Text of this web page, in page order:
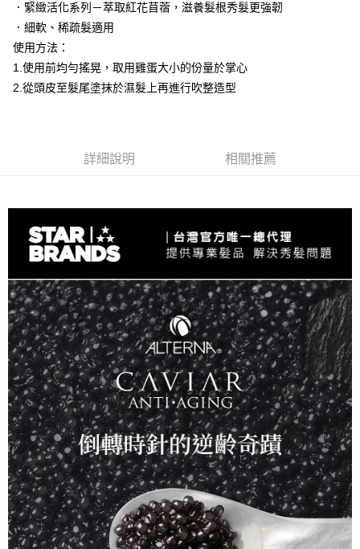
２．訂單成立數日內，您將收到繳費通知簡訊。
３．收到繳費通知簡訊後14天內，點擊此簡訊中的連結，可透過四大超商／
ATM／網路銀行／等多元方式進行付款，方視為交易完成。
※ 請注意：結帳手續完成當下不需立刻繳費，但若您需要取消訂單，請聯絡
購買商品的店家。未經商家同意取消之訂單仍視為有效，需透過AFTEE先享
後付繳納相關費用。
https://aftee.tw/terms/#terms3
３．未成年的使用者請事先徵得法定代理人或監護人之同意方可使用
「AFTEE先享後付」，若未經同意申辦者引起之損失，本公司不負相關責
４．使用「AFTEE先享後付」時，將依據個別帳號之用戶狀況，依本公司即
時審查核予不同之上限額度；若仍有額度不足之情形，本公司將視審查結果
請求用戶進行身份認證。
５．嚴禁一人註冊多個帳號或使用他人資訊註冊。若發現惡意使用之情形，
恩沛科技股份有限公司將有權停止該用戶之使用額度並採取法律行動。
付款後7-11取貨
每筆NT$100，滿NT$3,000(含以上)免運費
宅配
每筆NT$120，滿NT$3,000(含以上)免運費
．緊緻活化系列－萃取紅花苜蓿，滋養髮根秀髮更強韌
．細軟、稀疏髮適用
使用方法：
1.使用前均勻搖晃，取用雞蛋大小的份量於掌心
2.從頭皮至髮尾塗抹於濕髮上再進行吹整造型
詳細說明 相關推薦